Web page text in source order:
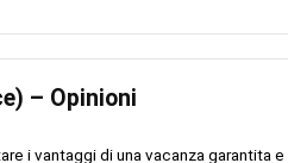
– Opinioni
i vantaggi di una vacanza garantita